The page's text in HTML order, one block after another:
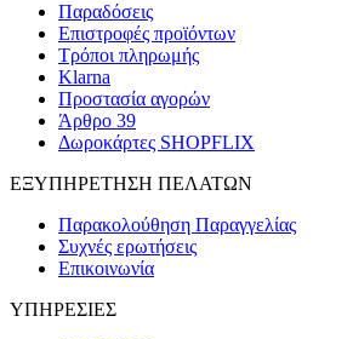
Παραδόσεις
Επιστροφές προϊόντων
Τρόποι πληρωμής
Klarna
Προστασία αγορών
Άρθρο 39
Δωροκάρτες SHOPFLIX
ΕΞΥΠΗΡΕΤΗΣΗ ΠΕΛΑΤΩΝ
Παρακολούθηση Παραγγελίας
Συχνές ερωτήσεις
Επικοινωνία
ΥΠΗΡΕΣΙΕΣ